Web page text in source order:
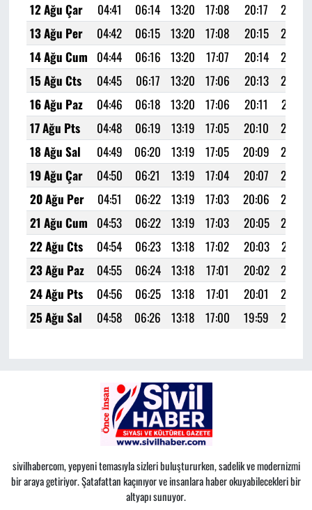
12 Ağu Çar
04:41 06:14 13:20 17:08 20:17
21:43
13 Ağu Per
04:42 06:15 13:20 17:08 20:15
21:42
14 Ağu Cum 04:44 06:16 13:20 17:07 20:14
21:40
15 Ağu Cts
04:45 06:17 13:20 17:06 20:13
21:39
16 Ağu Paz
04:46 06:18 13:20 17:06 20:11
21:37
17 Ağu Pts
04:48 06:19 13:19 17:05 20:10
21:35
18 Ağu Sal
04:49 06:20 13:19 17:05 20:09
21:34
19 Ağu Çar
04:50 06:21 13:19 17:04 20:07
21:32
20 Ağu Per
04:51 06:22 13:19 17:03 20:06
21:30
21 Ağu Cum 04:53 06:22 13:19 17:03 20:05
21:28
22 Ağu Cts
04:54 06:23 13:18 17:02 20:03
21:27
23 Ağu Paz
04:55 06:24 13:18 17:01 20:02
21:25
24 Ağu Pts
04:56 06:25 13:18 17:01 20:01
21:23
25 Ağu Sal
04:58 06:26 13:18 17:00 19:59 21:22
sivilhabercom, yepyeni temasıyla sizleri buluştururken, sadelik ve modernizmi
bir araya getiriyor. Şatafattan kaçınıyor ve insanlara haber okuyabilecekleri bir
altyapı sunuyor.